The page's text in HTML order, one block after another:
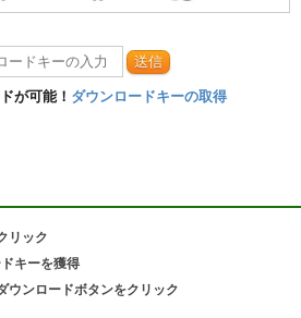
送信
が可能！ ダウンロードキーの取得
リック
キーを獲得
ウンロードボタンをクリック